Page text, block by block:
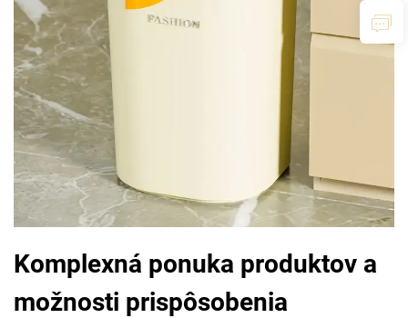
Komplexná ponuka produktov a
možnosti prispôsobenia